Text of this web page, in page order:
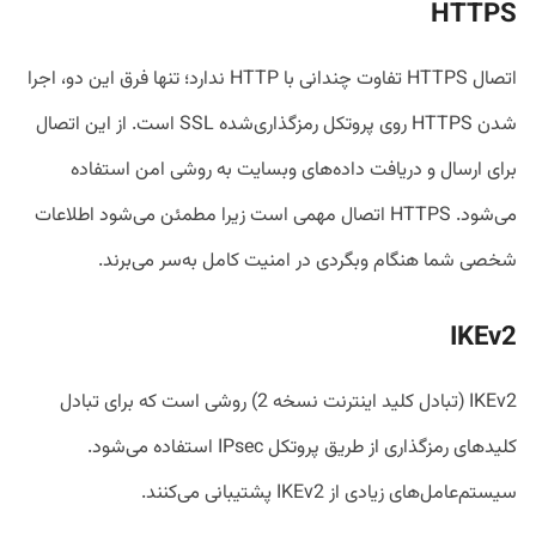
HTTPS
اتصال HTTPS تفاوت چندانی با HTTP ندارد؛ تنها فرق این دو، اجرا
شدن HTTPS روی پروتکل رمزگذاری‌شده SSL است. از این اتصال
برای ارسال و دریافت داده‌های وبسایت به روشی امن استفاده
می‌شود. HTTPS اتصال مهمی است زیرا مطمئن می‌شود اطلاعات
شخصی شما هنگام وبگردی در امنیت کامل به‌سر می‌برند.
IKEv2
IKEv2 (تبادل کلید اینترنت نسخه 2) روشی است که برای تبادل
کلیدهای رمزگذاری از طریق پروتکل IPsec استفاده می‌شود.
سیستم‌عامل‌های زیادی از IKEv2 پشتیبانی می‌کنند.